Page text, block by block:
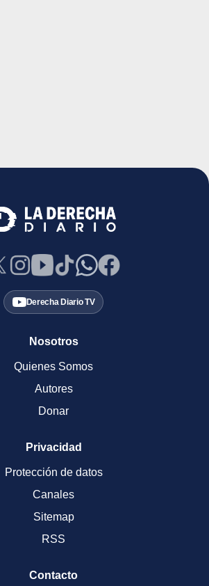
Derecha Diario TV
Nosotros
Quienes Somos
Autores
Donar
Privacidad
Protección de datos
Canales
Sitemap
RSS
Contacto